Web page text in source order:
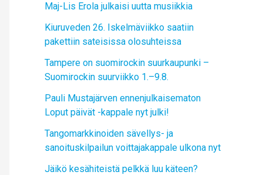
Maj-Lis Erola julkaisi uutta musiikkia
Kiuruveden 26. Iskelmäviikko saatiin
pakettiin sateisissa olosuhteissa
Tampere on suomirockin suurkaupunki –
Suomirockin suurviikko 1.–9.8.
Pauli Mustajärven ennenjulkaisematon
Loput päivät -kappale nyt julki!
Tangomarkkinoiden sävellys- ja
sanoituskilpailun voittajakappale ulkona nyt
Jäikö kesähiteistä pelkkä luu käteen?